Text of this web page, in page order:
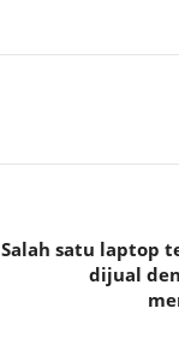
Salah satu laptop
dijual